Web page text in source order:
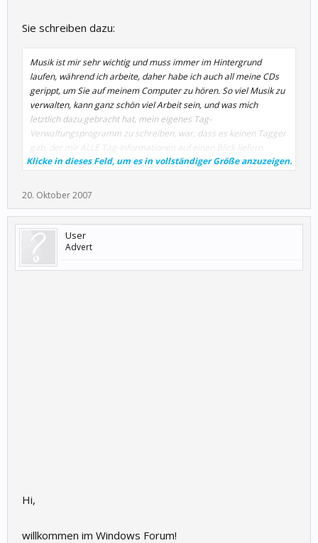
Sie schreiben dazu:
Musik ist mir sehr wichtig und muss immer im Hintergrund
laufen, während ich arbeite, daher habe ich auch all meine CDs
gerippt, um Sie auf meinem Computer zu hören. So viel Musik zu
verwalten, kann ganz schön viel Arbeit sein, und was mich
letztlich dazu gebracht hat, mein eigenes Tag-
Verwaltungsprogramm zu schreiben, war, dass es keinen Tagger
gab, der mir ALLE Tag-Informationen auf einen Blick liefern
konnte oder mich ohne zu viel Geklicke alle Änderungen machen
Wunsch, einige neue Sachen auszuprobieren wie Unicode,
TagsRevisited, das über die Jahre zu etwas gewachsen ist, das
man veröffentlichen kann.
Klicke in dieses Feld, um es in vollständiger Größe anzuzeigen.
20. Oktober 2007
User
Advert
Hi,
willkommen im Windows Forum!